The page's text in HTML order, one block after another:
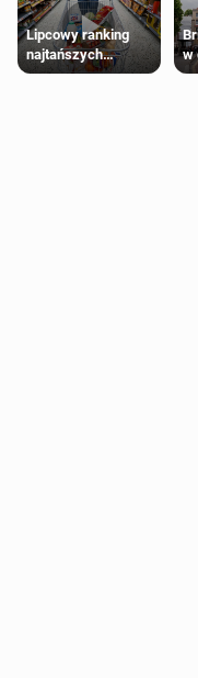
Lipcowy ranking
najtańszych
supermarketów
w